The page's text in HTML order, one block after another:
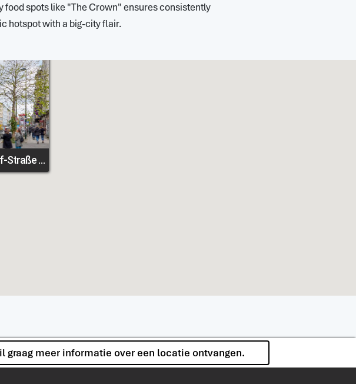
food spots like "The Crown" ensures consistently
hotspot with a big-city flair.
Stresemannplatz - Graf-Adolf-Straße 77
graag meer informatie over een locatie ontvangen.